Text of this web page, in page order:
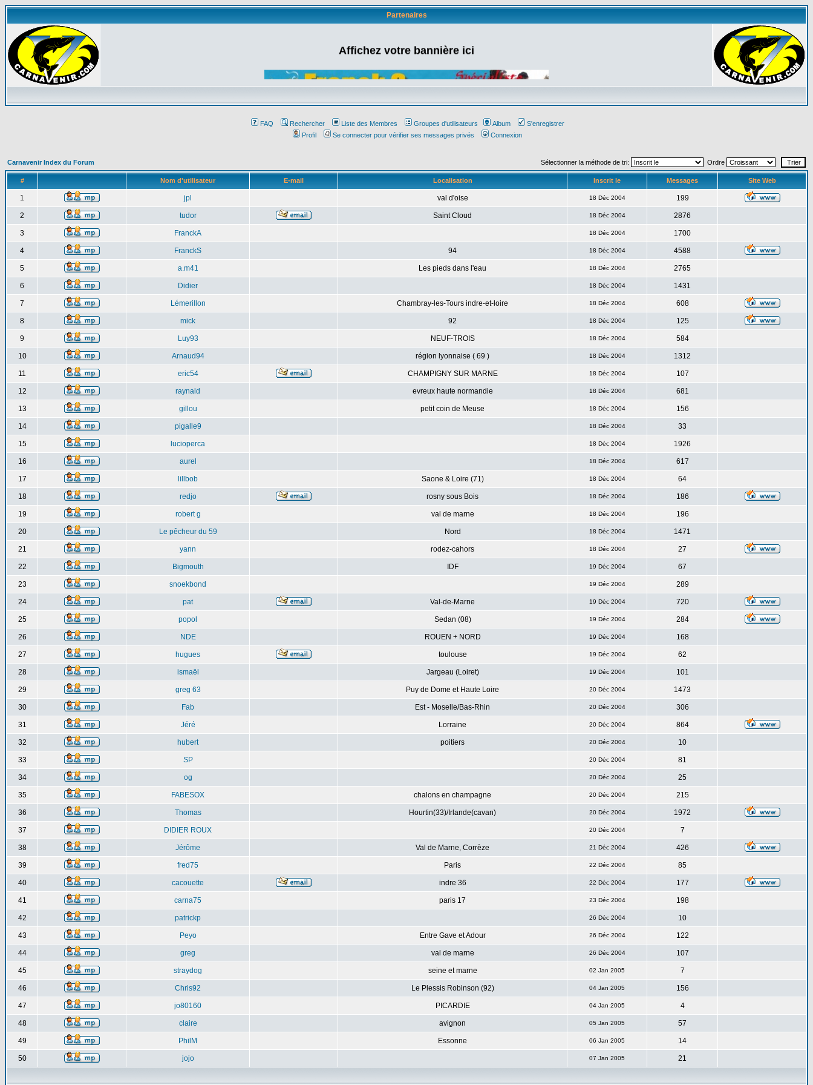
Partenaires
Affichez votre bannière ici
FAQ Rechercher Liste des Membres Groupes d'utilisateurs Album
S'enregistrer
Profil
Se connecter pour vérifier ses messages privés Connexion
Carnavenir Index du Forum Sélectionner la méthode de tri: Ordre
# Nom d'utilisateur E-mail Localisation Inscrit le Messages Site Web
1 jpl val d'oise 18 Déc 2004 199
2 tudor Saint Cloud 18 Déc 2004 2876
3 FranckA 18 Déc 2004 1700
4 FranckS 94 18 Déc 2004 4588
5 a.m41 Les pieds dans l'eau 18 Déc 2004 2765
6 Didier 18 Déc 2004 1431
7 Lémerillon Chambray-les-Tours indre-et-loire 18 Déc 2004 608
8 mick 92 18 Déc 2004 125
9 Luy93 NEUF-TROIS 18 Déc 2004 584
10 Arnaud94 région lyonnaise ( 69 ) 18 Déc 2004 1312
11 eric54 CHAMPIGNY SUR MARNE 18 Déc 2004 107
12 raynald evreux haute normandie 18 Déc 2004 681
13 gillou petit coin de Meuse 18 Déc 2004 156
14 pigalle9 18 Déc 2004 33
15 lucioperca 18 Déc 2004 1926
16 aurel 18 Déc 2004 617
17 lillbob Saone & Loire (71) 18 Déc 2004 64
18 redjo rosny sous Bois 18 Déc 2004 186
19 robert g val de marne 18 Déc 2004 196
20 Le pêcheur du 59 Nord 18 Déc 2004 1471
21 yann rodez-cahors 18 Déc 2004 27
22 Bigmouth IDF 19 Déc 2004 67
23 snoekbond 19 Déc 2004 289
24 pat Val-de-Marne 19 Déc 2004 720
25 popol Sedan (08) 19 Déc 2004 284
26 NDE ROUEN + NORD 19 Déc 2004 168
27 hugues toulouse 19 Déc 2004 62
28 ismaël Jargeau (Loiret) 19 Déc 2004 101
29 greg 63 Puy de Dome et Haute Loire 20 Déc 2004 1473
30 Fab Est - Moselle/Bas-Rhin 20 Déc 2004 306
31 Jéré Lorraine 20 Déc 2004 864
32 hubert poitiers 20 Déc 2004 10
33 SP 20 Déc 2004 81
34 og 20 Déc 2004 25
35 FABESOX chalons en champagne 20 Déc 2004 215
36 Thomas Hourtin(33)/Irlande(cavan) 20 Déc 2004 1972
37 DIDIER ROUX 20 Déc 2004 7
38 Jérôme Val de Marne, Corrèze 21 Déc 2004 426
39 fred75 Paris 22 Déc 2004 85
40 cacouette indre 36 22 Déc 2004 177
41 carna75 paris 17 23 Déc 2004 198
42 patrickp 26 Déc 2004 10
43 Peyo Entre Gave et Adour 26 Déc 2004 122
44 greg val de marne 26 Déc 2004 107
45 straydog seine et marne 02 Jan 2005 7
46 Chris92 Le Plessis Robinson (92) 04 Jan 2005 156
47 jo80160 PICARDIE 04 Jan 2005 4
48 claire avignon 05 Jan 2005 57
49 PhilM Essonne 06 Jan 2005 14
50 jojo 07 Jan 2005 21